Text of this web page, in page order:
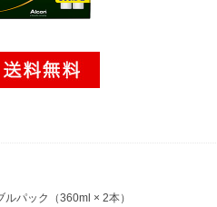
パック（360ml × 2本）